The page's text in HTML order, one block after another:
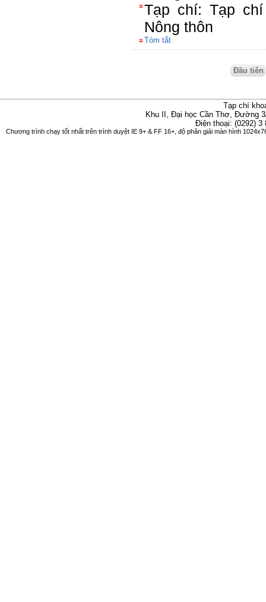
Tạp chí: Tạp
Nông thôn
Tóm tắt
Đầu tiên
Tạp chí
Khu II, Đại học Cần Thơ, Đường
Điện thoại: (0292)
Chương trình chạy tốt nhất trên trình duyệt IE 9+ & FF 16+, độ phân giải màn hình